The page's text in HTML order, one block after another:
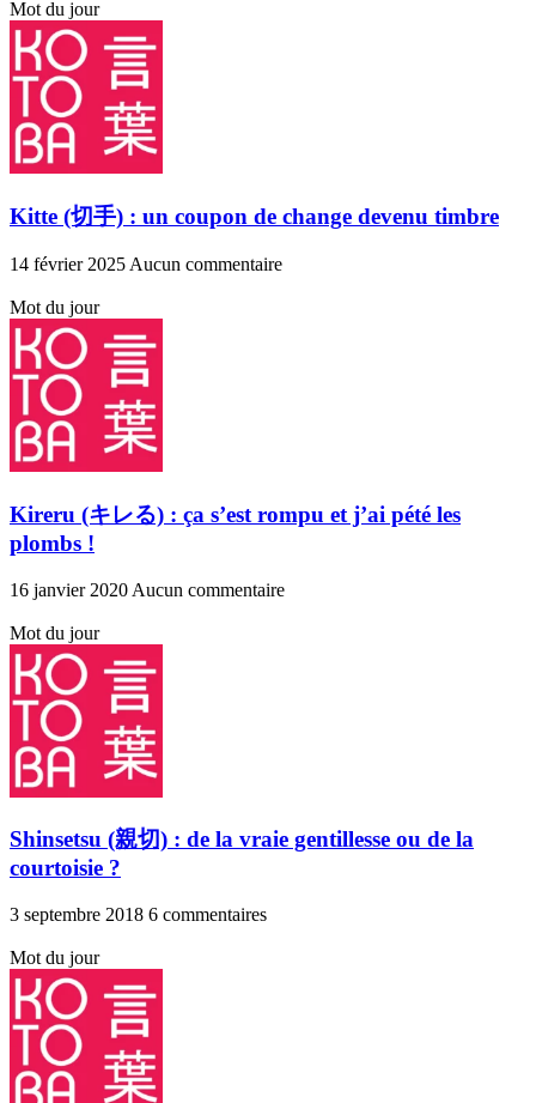
Mot du jour
Kitte (切手) : un coupon de change devenu timbre
14 février 2025 Aucun commentaire
Mot du jour
Kireru (キレる) : ça s’est rompu et j’ai pété les
plombs !
16 janvier 2020 Aucun commentaire
Mot du jour
Shinsetsu (親切) : de la vraie gentillesse ou de la
courtoisie ?
3 septembre 2018 6 commentaires
Mot du jour